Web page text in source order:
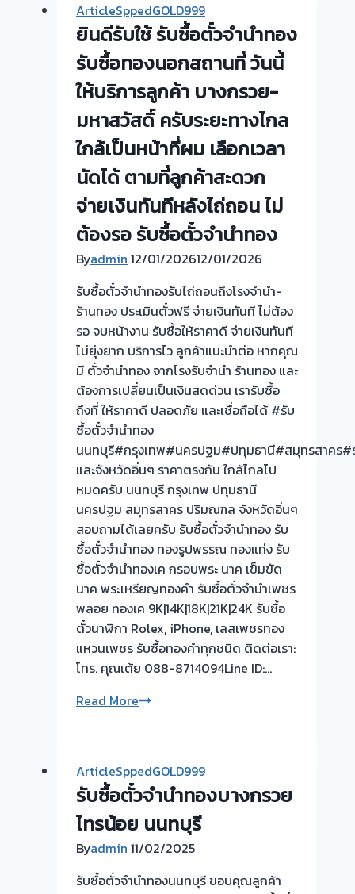
ทอง
รับ
ถึง
โรง
จำนำ-
ร้าน
ทอง
ประเมิน
ตั๋ว
ฟรี
จ่าย
ทันที
ไม่
ต้อง
รอ
จบ
หน้า
งาน
วัน
นี้
ให้
บริการ
ลูกค้า
ย่าน
ปทุมธานี
vาคา
ตรง
กัน
บริการ
ให้
ถึงที่
ครับ
วัน
นี้
ขอบคุณ
ลูกค้า
ArticleSppedGOLD999
ยินดีรับใช้ รับซื้อตั๋วจำนำทอง
รับซื้อทองนอกสถานที่ วันนี้
ให้บริการลูกค้า บางกรวย-
มหาสวัสดิ์ ครับระยะทางไกล
ใกล้เป็นหน้าที่ผม เลือกเวลา
นัดได้ ตามที่ลูกค้าสะดวก
จ่ายเงินทันทีหลังไถ่ถอน ไม่
ต้องรอ รับซื้อตั๋วจำนำทอง
Byadmin 12/01/202612/01/2026
รับซื้อตั๋วจำนำทองรับไถ่ถอนถึงโรงจำนำ-
ร้านทอง ประเมินตั๋วฟรี จ่ายเงินทันที ไม่ต้อง
รอ จบหน้างาน รับซื้อให้ราคาดี จ่ายเงินทันที
ไม่ยุ่งยาก บริการไว ลูกค้าแนะนำต่อ หากคุณ
มี ตั๋วจำนำทอง จากโรงรับจำนำ ร้านทอง และ
ต้องการเปลี่ยนเป็นเงินสดด่วน เรารับซื้อ
ถึงที่ ให้ราคาดี ปลอดภัย และเชื่อถือได้ #รับ
ซื้อตั๋วจำนำทอง
นนทบุรี#กรุงเทพ#นครปฐม#ปทุมธานี#สมุทรสาคร#
และจังหวัดอิ่นๆ ราคาตรงกัน ใกล้ไกลไป
หมดครับ นนทบุรี กรุงเทพ ปทุมธานี
นครปฐม สมุทรสาคร ปริมณฑล จังหวัดอิ่นๆ
สอบถามได้เลยครับ รับซื้อตั๋วจำนำทอง รับ
ซื้อตั๋วจำนำทอง ทองรูปพรรณ ทองแท่ง รับ
ซื้อตั๋วจำนำทองเค กรอบพระ นาค เข็มขัด
นาค พระเหรียญทองคำ รับซื้อตั๋วจำนำเพชร
พลอย ทองเค 9K|14K|18K|21K|24K รับซื้อ
ตั๋วนาฬิกา Rolex, iPhone, เลสเพชรทอง
แหวนเพชร รับซื้อทองคำทุกชนิด ติดต่อเรา:
โทร. คุณเต้ย 088-8714094Line ID:…
Read Moreยินดี
ซื้อ
ตั๋ว
จำนำ
รับ
ซื้อ
ArticleSppedGOLD999
รับซื้อตั๋วจำนำทองบางกรวย
ไทรน้อย นนทบุรี
Byadmin 11/02/2025
รับซื้อตั๋วจำนำทองนนทบุรี ขอบคุณลูกค้า